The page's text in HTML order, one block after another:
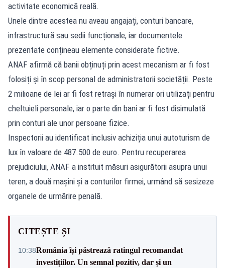
activitate economică reală.
Unele dintre acestea nu aveau angajați, conturi bancare,
infrastructură sau sedii funcționale, iar documentele
prezentate conțineau elemente considerate fictive.
ANAF afirmă că banii obținuți prin acest mecanism ar fi fost
folosiți și în scop personal de administratorii societății. Peste
2 milioane de lei ar fi fost retrași în numerar ori utilizați pentru
cheltuieli personale, iar o parte din bani ar fi fost disimulată
prin conturi ale unor persoane fizice.
Inspectorii au identificat inclusiv achiziția unui autoturism de
lux în valoare de 487.500 de euro. Pentru recuperarea
prejudiciului, ANAF a instituit măsuri asigurătorii asupra unui
teren, a două mașini și a conturilor firmei, urmând să sesizeze
organele de urmărire penală.
CITEȘTE ȘI
10:38România își păstrează ratingul recomandat
investițiilor. Un semnal pozitiv, dar și un